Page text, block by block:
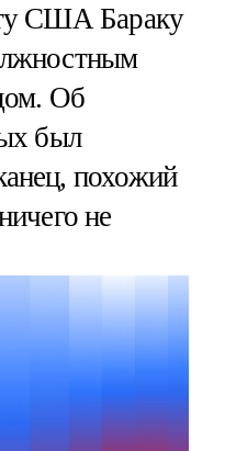
США Бараку
Об
был
похожий
не